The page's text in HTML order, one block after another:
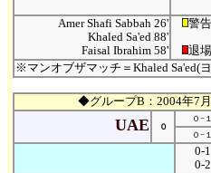
Amer Shafi Sabbah 26'
Khaled Sa'ed 88'
Faisal Ibrahim 58'
警告
退場
※マンオブザマッチ＝Khaled Sa'ed(
◆グループB：2004年7
UAE ０
０−１
０−１
0-1
0-2